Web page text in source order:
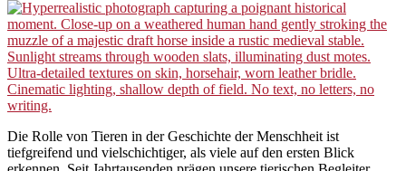
Die Rolle von Tieren in der Geschichte der Menschheit ist
tiefgreifend und vielschichtiger, als viele auf den ersten Blick